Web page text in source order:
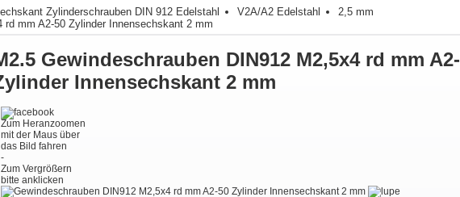
Zylinderschrauben DIN 912 Edelstahl V2A/A2 Edelstahl
2,5 mm
rd mm A2-50 Zylinder Innensechskant 2 mm
Gewindeschrauben DIN912 M2,5x4 rd mm
Innensechskant 2 mm
Zum Heranzoomen
mit der Maus über
das Bild fahren
-
Zum Vergrößern
bitte anklicken